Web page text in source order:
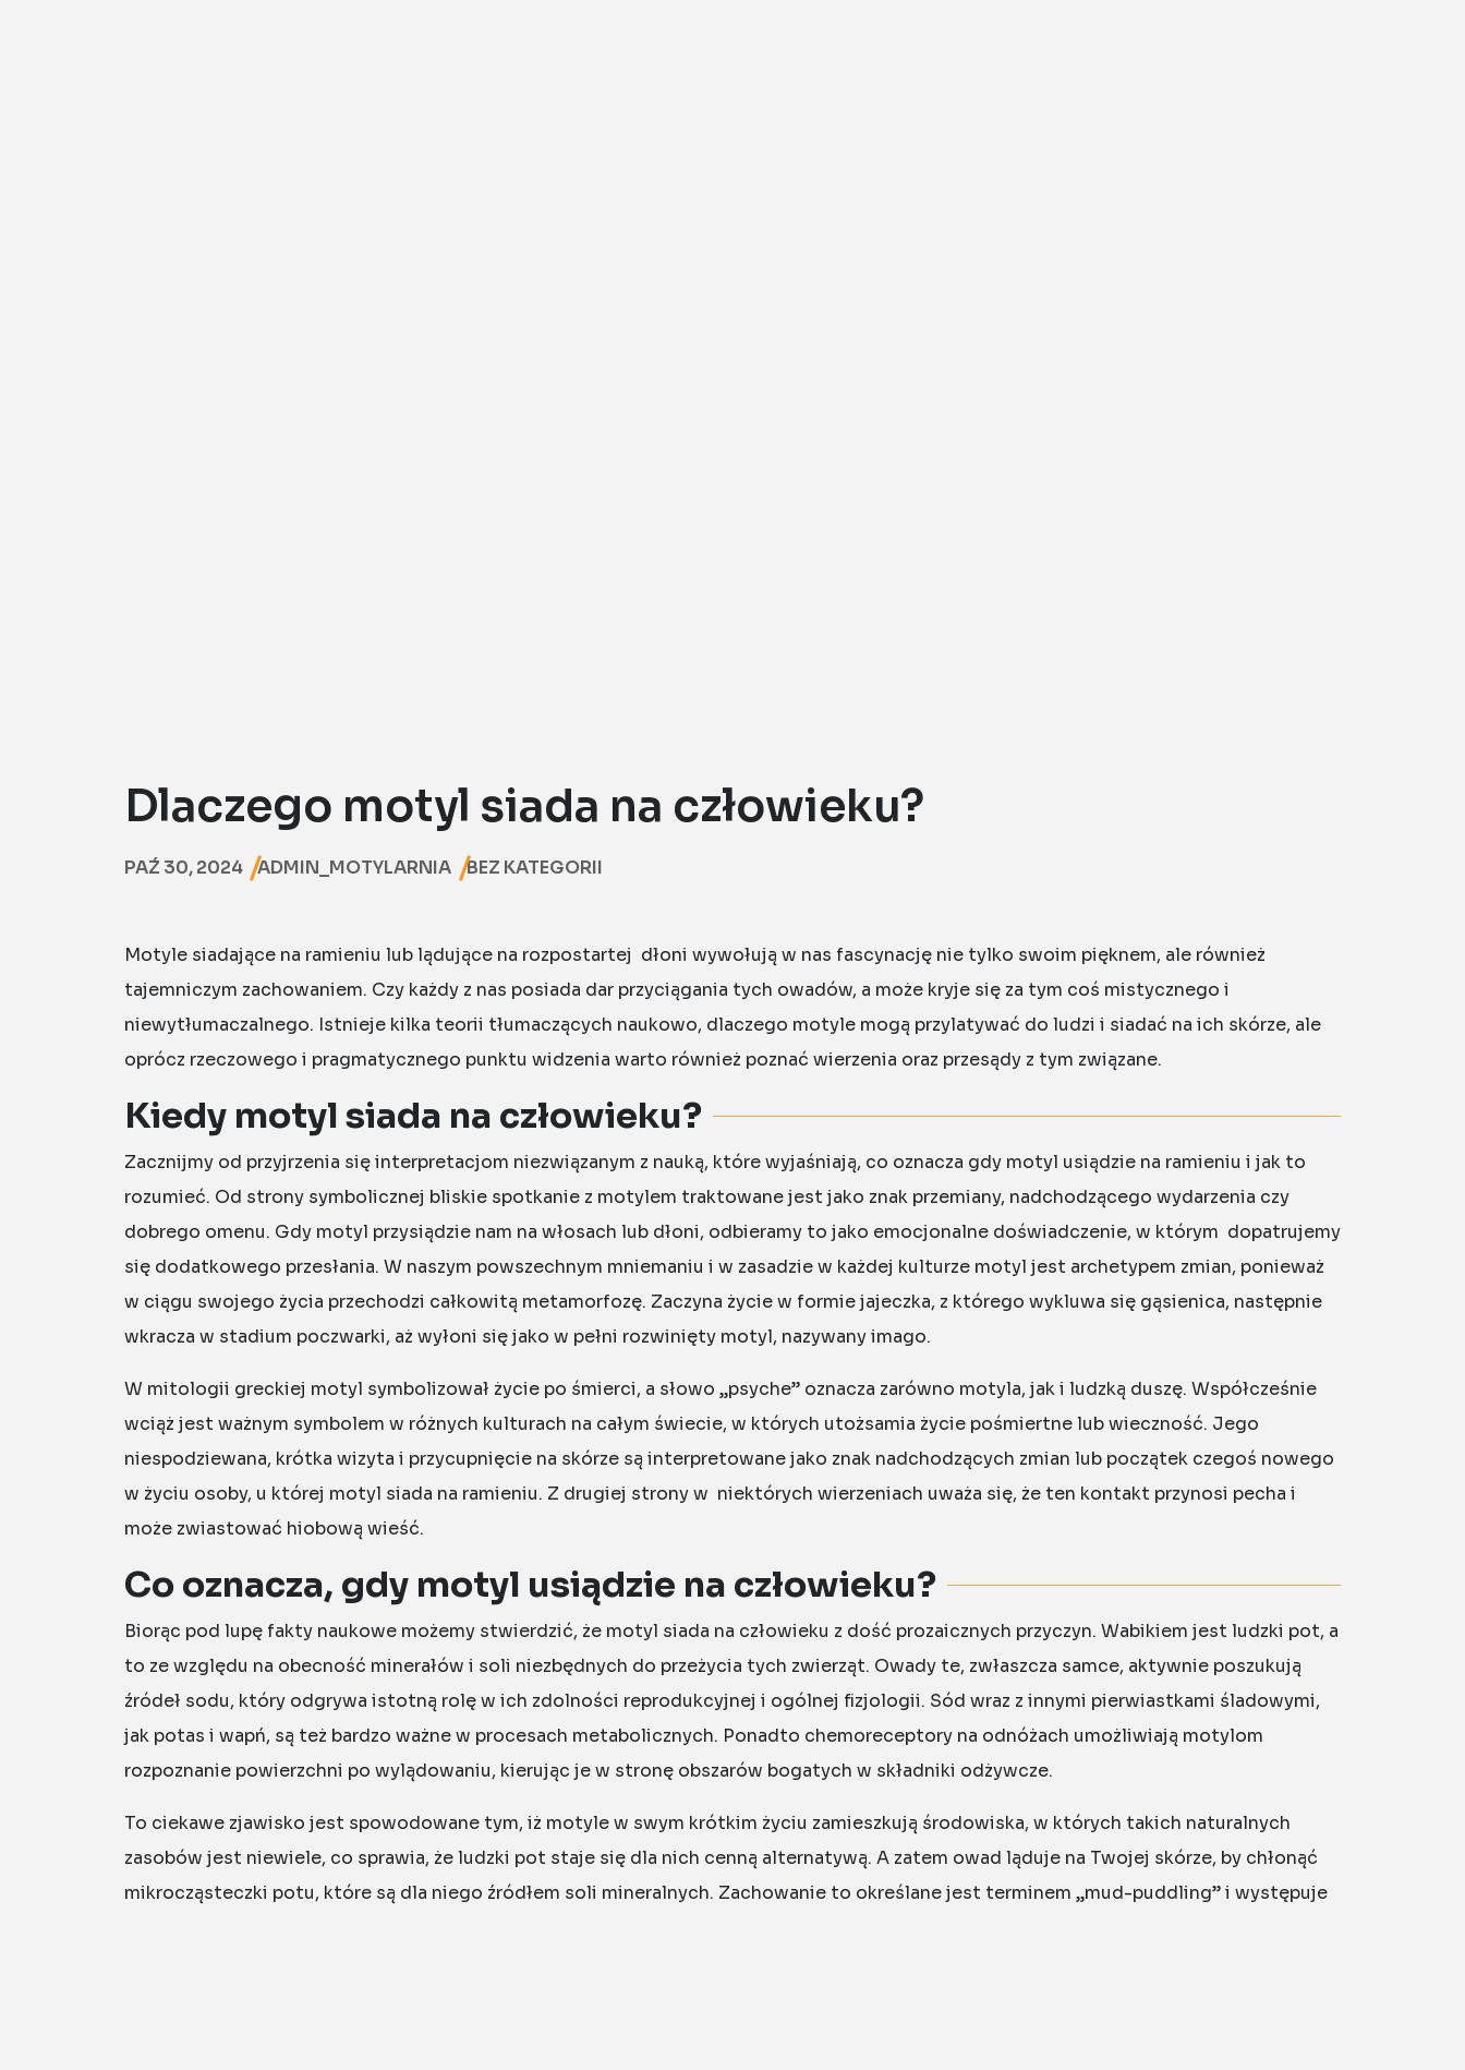
Dlaczego motyl siada na człowieku?
PAŹ 30, 2024 ADMIN_MOTYLARNIA BEZ KATEGORII
Motyle siadające na ramieniu lub lądujące na rozpostartej dłoni wywołują w nas fascynację nie tylko swoim pięknem, ale również
tajemniczym zachowaniem. Czy każdy z nas posiada dar przyciągania tych owadów, a może kryje się za tym coś mistycznego i
niewytłumaczalnego. Istnieje kilka teorii tłumaczących naukowo, dlaczego motyle mogą przylatywać do ludzi i siadać na ich skórze, ale
oprócz rzeczowego i pragmatycznego punktu widzenia warto również poznać wierzenia oraz przesądy z tym związane.
Kiedy motyl siada na człowieku?
Zacznijmy od przyjrzenia się interpretacjom niezwiązanym z nauką, które wyjaśniają, co oznacza gdy motyl usiądzie na ramieniu i jak to
rozumieć. Od strony symbolicznej bliskie spotkanie z motylem traktowane jest jako znak przemiany, nadchodzącego wydarzenia czy
dobrego omenu. Gdy motyl przysiądzie nam na włosach lub dłoni, odbieramy to jako emocjonalne doświadczenie, w którym dopatrujemy
się dodatkowego przesłania. W naszym powszechnym mniemaniu i w zasadzie w każdej kulturze motyl jest archetypem zmian, ponieważ
w ciągu swojego życia przechodzi całkowitą metamorfozę. Zaczyna życie w formie jajeczka, z którego wykluwa się gąsienica, następnie
wkracza w stadium poczwarki, aż wyłoni się jako w pełni rozwinięty motyl, nazywany imago.
W mitologii greckiej motyl symbolizował życie po śmierci, a słowo „psyche” oznacza zarówno motyla, jak i ludzką duszę. Współcześnie
wciąż jest ważnym symbolem w różnych kulturach na całym świecie, w których utożsamia życie pośmiertne lub wieczność. Jego
niespodziewana, krótka wizyta i przycupnięcie na skórze są interpretowane jako znak nadchodzących zmian lub początek czegoś nowego
w życiu osoby, u której motyl siada na ramieniu. Z drugiej strony w niektórych wierzeniach uważa się, że ten kontakt przynosi pecha i
może zwiastować hiobową wieść.
Co oznacza, gdy motyl usiądzie na człowieku?
Biorąc pod lupę fakty naukowe możemy stwierdzić, że motyl siada na człowieku z dość prozaicznych przyczyn. Wabikiem jest ludzki pot, a
to ze względu na obecność minerałów i soli niezbędnych do przeżycia tych zwierząt. Owady te, zwłaszcza samce, aktywnie poszukują
źródeł sodu, który odgrywa istotną rolę w ich zdolności reprodukcyjnej i ogólnej fizjologii. Sód wraz z innymi pierwiastkami śladowymi,
jak potas i wapń, są też bardzo ważne w procesach metabolicznych. Ponadto chemoreceptory na odnóżach umożliwiają motylom
rozpoznanie powierzchni po wylądowaniu, kierując je w stronę obszarów bogatych w składniki odżywcze.
To ciekawe zjawisko jest spowodowane tym, iż motyle w swym krótkim życiu zamieszkują środowiska, w których takich naturalnych
zasobów jest niewiele, co sprawia, że ​​ludzki pot staje się dla nich cenną alternatywą. A zatem owad ląduje na Twojej skórze, by chłonąć
mikrocząsteczki potu, które są dla niego źródłem soli mineralnych. Zachowanie to określane jest terminem „mud-puddling” i występuje